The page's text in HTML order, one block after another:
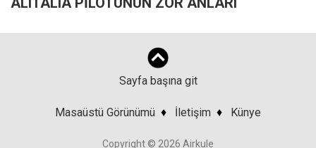
Sayfa başına git
Masaüstü Görünümü ♦ İletişim ♦ Künye
Copyright © 2026 Airkule